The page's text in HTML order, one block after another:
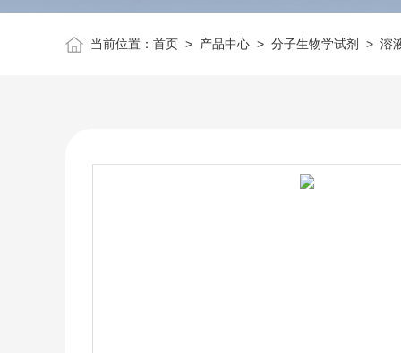
当前位置： 首页> 产品中心> 分子生物学试剂 > 溶